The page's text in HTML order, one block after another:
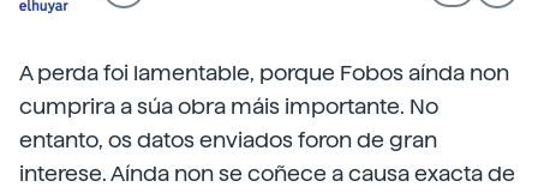
A perda foi lamentable, porque Fobos aínda non
cumprira a súa obra máis importante. No
entanto, os datos enviados foron de gran
interese. Aínda non se coñece a causa exacta de